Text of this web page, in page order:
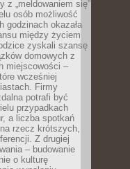
z „meldowaniem się”
osób możliwość
godzinach okazała
między życiem
zyskali szansę
domowych z
miejscowości –
wcześniej
Firmy
potrafi być
przypadkach
a liczba spotkań
rzecz krótszych,
Z drugiej
– budowanie
o kulturę